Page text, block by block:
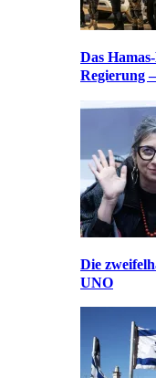
Das
Regierung
Die
UNO